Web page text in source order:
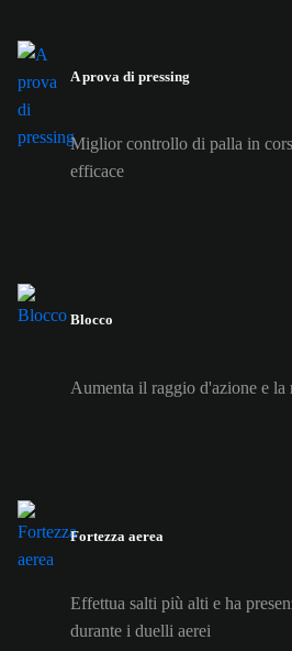
A prova di pressing
Miglior controllo di palla in
efficace
Blocco
Aumenta il raggio d'azione e la
Fortezza aerea
Effettua salti più alti e ha
durante i duelli aerei